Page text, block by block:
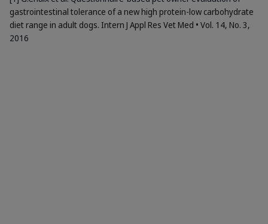
gastrointestinal tolerance of a new high protein-low carbohydrate
diet range in adult dogs. Intern J Appl Res Vet Med • Vol. 14, No. 3,
2016